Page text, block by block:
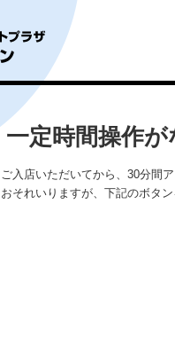
一定時間操作
ご入店いただいてから、30分間
おそれいりますが、下記のボタ